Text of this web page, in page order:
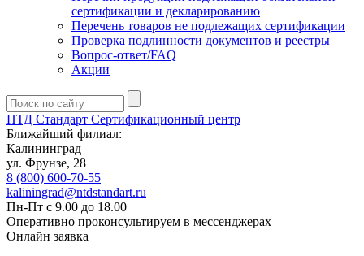
сертификации и декларированию
Перечень товаров не подлежащих сертификации
Проверка подлинности документов и реестры
Вопрос-ответ/FAQ
Акции
НТД Стандарт Сертификационный центр
Ближайший филиал:
Калининград
ул. Фрунзе, 28
8 (800) 600-70-55
kaliningrad@ntdstandart.ru
Пн-Пт с 9.00 до 18.00
Оперативно проконсультируем в мессенджерах
Онлайн заявка